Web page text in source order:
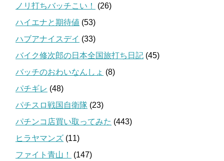
ノリ打ちバッチこい！
(26)
ハイエナと期待値 (53)
ハブアナイスデイ (33)
バイク修次郎の日本全国旅打ち日記 (45)
バッチのおわいなんしょ (8)
パチギレ (48)
パチスロ戦国自衛隊 (23)
パチンコ店買い取ってみた (443)
ヒラヤマンズ (11)
ファイト青山！
(147)